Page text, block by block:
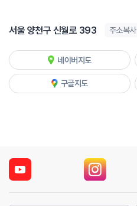
서울 양천구 신월로 393 주소복사
네이버지도
구글지도